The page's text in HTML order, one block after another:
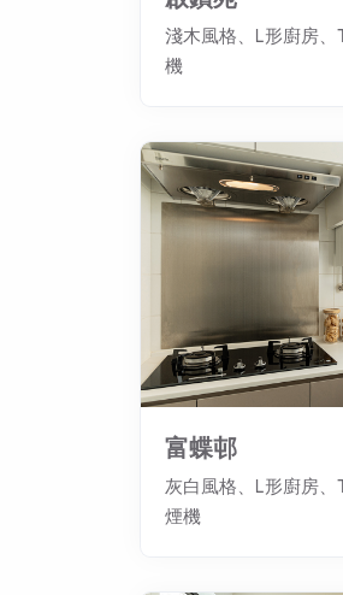
淺木風格、L形廚房
機
富蝶邨
灰白風格、L形廚房、
煙機